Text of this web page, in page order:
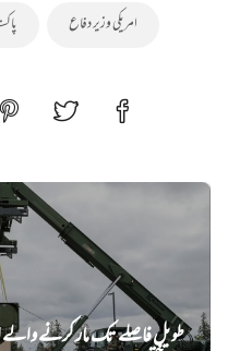
امریکی وزیر دفاع
طویل فاصلے تک مار کرنے والے